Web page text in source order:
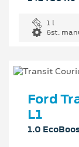
1 l
6st.
Ford
L1
1.0